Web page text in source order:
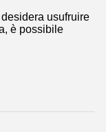
usufruire
è possibile